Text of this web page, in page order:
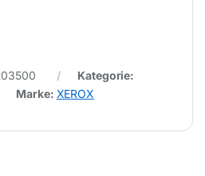
Kategorie:
Marke: XEROX